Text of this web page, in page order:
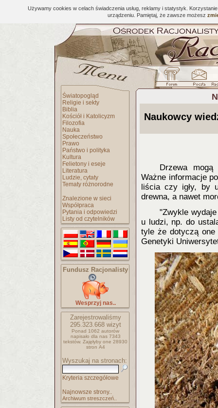
Używamy cookies w celach świadczenia usług, reklamy i statystyk.
urządzeniu. Pamiętaj, że zawsze możesz
Światopogląd
Religie i sekty
Biblia
Kościół i Katolicyzm
Filozofia
Nauka
Społeczeństwo
Prawo
Państwo i polityka
Kultura
Felietony i eseje
Literatura
Ludzie, cytaty
Tematy różnorodne
Znalezione w sieci
Współpraca
Pytania i odpowiedzi
Listy od czytelników
Fundusz Racjonalisty
Wesprzyj nas..
Zarejestrowaliśmy
295.323.668wizyt
Ponad 1062 autorów
napisało dla nas 7343
tekstów. Zajęłyby one 28930
stron A4
Wyszukaj na stronach:
Kryteria szczegółowe
Najnowsze strony..
Archiwum streszczeń..
Naukowcy
Drzewa mogą
Ważne informacje
liścia czy igły, by
drewna, a nawet
"Zwykle
u ludzi, np. do
tyle że dotyczą
Genetyki